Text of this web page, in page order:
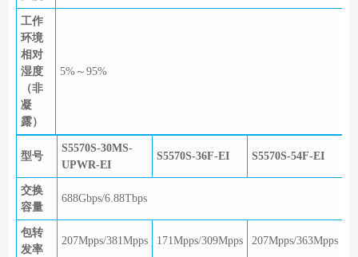
工作
环境
相对
湿度
（非
凝
露）
5%～95%
型号
S5570S-30MS-
UPWR-EI
S5570S-36F-EI S5570S-54F-EI
交换
容量
688Gbps/6.88Tbps
包转
发率
207Mpps/381Mpps 171Mpps/309Mpps 207Mpps/363Mpps